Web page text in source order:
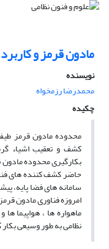
مادون قرمز و
نویسنده
محمدرضا رزمخواه
چکیده
محدوده مادون قرمز
کشف و تعقیب اشیاء
بکارگیری محدوده
حاضر کشف کننده های
سامانه های فضا پایه،
امروزه فناوری مادون
ماهواره ها ، هواپیما
نظامی به طور وسیعی